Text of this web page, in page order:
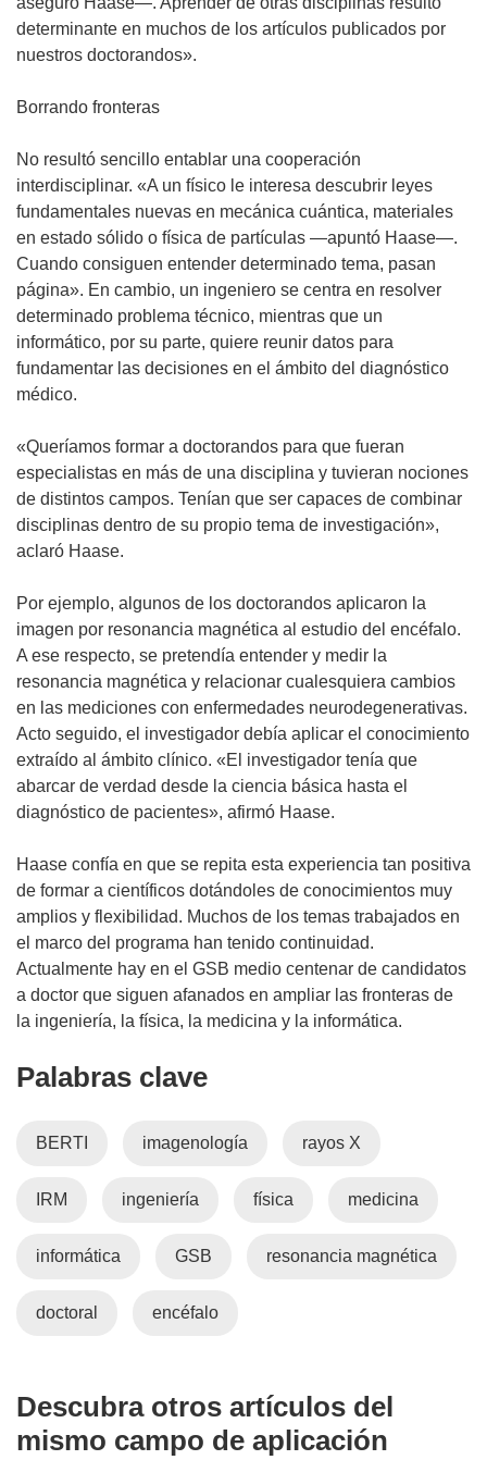
determinante en muchos de los artículos publicados por
nuestros doctorandos».
Borrando fronteras
No resultó sencillo entablar una cooperación
interdisciplinar. «A un físico le interesa descubrir leyes
fundamentales nuevas en mecánica cuántica, materiales
en estado sólido o física de partículas —apuntó Haase—.
Cuando consiguen entender determinado tema, pasan
página». En cambio, un ingeniero se centra en resolver
determinado problema técnico, mientras que un
informático, por su parte, quiere reunir datos para
fundamentar las decisiones en el ámbito del diagnóstico
médico.
«Queríamos formar a doctorandos para que fueran
especialistas en más de una disciplina y tuvieran nociones
de distintos campos. Tenían que ser capaces de combinar
disciplinas dentro de su propio tema de investigación»,
aclaró Haase.
Por ejemplo, algunos de los doctorandos aplicaron la
imagen por resonancia magnética al estudio del encéfalo.
A ese respecto, se pretendía entender y medir la
resonancia magnética y relacionar cualesquiera cambios
en las mediciones con enfermedades neurodegenerativas.
Acto seguido, el investigador debía aplicar el conocimiento
extraído al ámbito clínico. «El investigador tenía que
abarcar de verdad desde la ciencia básica hasta el
diagnóstico de pacientes», afirmó Haase.
Haase confía en que se repita esta experiencia tan positiva
de formar a científicos dotándoles de conocimientos muy
amplios y flexibilidad. Muchos de los temas trabajados en
el marco del programa han tenido continuidad.
Actualmente hay en el GSB medio centenar de candidatos
a doctor que siguen afanados en ampliar las fronteras de
la ingeniería, la física, la medicina y la informática.
Palabras clave
BERTI imagenología rayos X
IRM ingeniería física medicina
informática GSB resonancia magnética
doctoral encéfalo
Descubra otros artículos del
mismo campo de aplicación